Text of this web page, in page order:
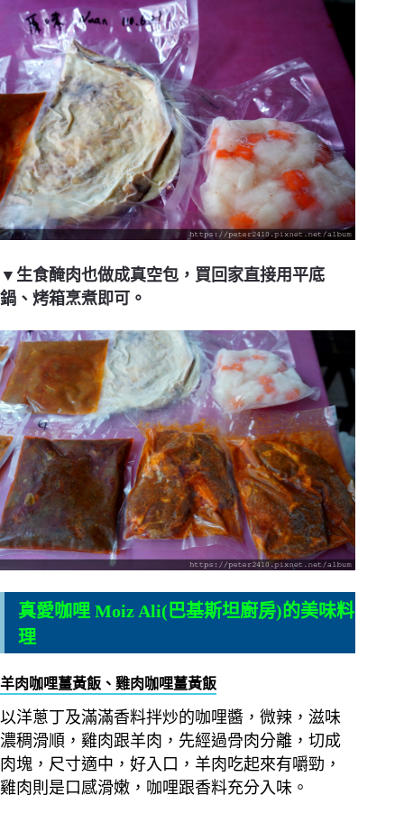
▼生食醃肉也做成真空包，買回家直接用平底
鍋、烤箱烹煮即可。
真愛咖哩 Moiz Ali(巴基斯坦廚房)的美味料
理
羊肉咖哩薑黃飯、雞肉咖哩薑黃飯
以洋蔥丁及滿滿香料拌炒的咖哩醬，微辣，滋味
濃稠滑順，雞肉跟羊肉，先經過骨肉分離，切成
肉塊，尺寸適中，好入口，羊肉吃起來有嚼勁，
雞肉則是口感滑嫩，咖哩跟香料充分入味。